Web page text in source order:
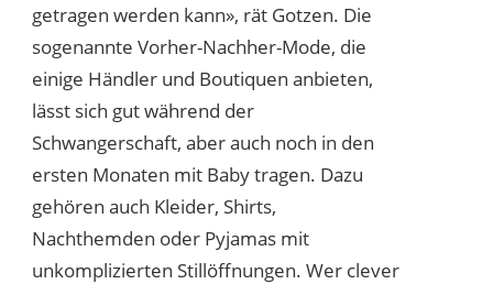
getragen werden kann», rät Gotzen. Die
sogenannte Vorher-Nachher-Mode, die
einige Händler und Boutiquen anbieten,
lässt sich gut während der
Schwangerschaft, aber auch noch in den
ersten Monaten mit Baby tragen. Dazu
gehören auch Kleider, Shirts,
Nachthemden oder Pyjamas mit
unkomplizierten Stillöffnungen. Wer clever